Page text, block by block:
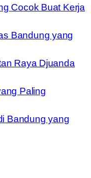
Cocok Buat Kerja
Bandung yang
Raya Djuanda
Paling
Bandung yang